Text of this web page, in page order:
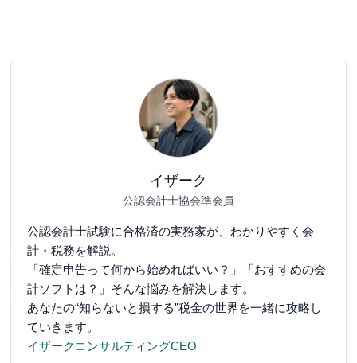
イザーク
公認会計士協会準会員
公認会計士試験に合格済の実務家が、わかりやすく会
計・税務を解説。
「確定申告って何から始めればいい？」「おすすめの会
計ソフトは？」そんな悩みを解決します。
あなたの“知らないと損する”税金の世界を一緒に攻略し
ていきます。
イザークコンサルティングCEO